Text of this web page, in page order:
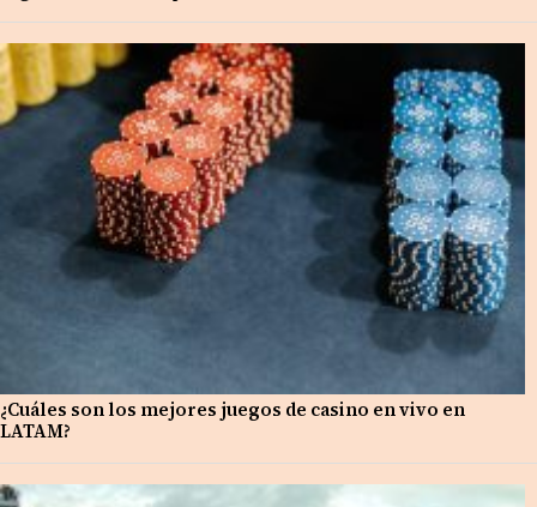
¿Cuáles son los mejores juegos de casino en vivo en
LATAM?